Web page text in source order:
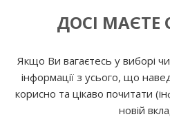
ДОСІ МАЄТЕ
Якщо Ви вагаєтесь у виборі
інформації з усього, що
корисно та цікаво почитати
новій